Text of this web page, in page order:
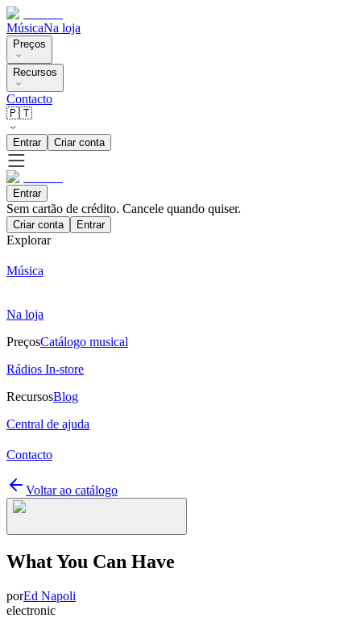
MúsicaNa loja
Preços
Recursos
Contacto
🇵🇹
Entrar Criar conta
Entrar
Sem cartão de crédito. Cancele quando quiser.
Criar conta Entrar
Explorar
Música
Na loja
PreçosCatálogo musical
Rádios In-store
RecursosBlog
Central de ajuda
Contacto
Voltar ao catálogo
What You Can Have
porEd Napoli
electronic